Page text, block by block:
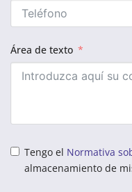
Área de texto
Tengo el Normativa
almacenamiento de